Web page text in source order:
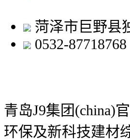
菏泽市巨野县
0532-87718768
青岛J9集团(china)
环保及新科技建材